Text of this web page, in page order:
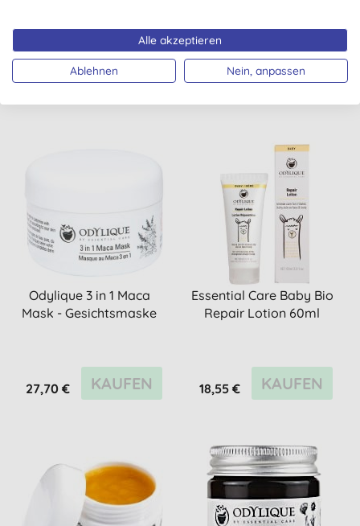
3,84 € KAUFEN 3,84 € KAUFEN
Odylique 3 in 1 Maca
Mask - Gesichtsmaske
27,70 € KAUFEN
Essential Care Baby Bio
Repair Lotion 60ml
18,55 € KAUFEN
Alle akzeptieren
Ablehnen Nein, anpassen